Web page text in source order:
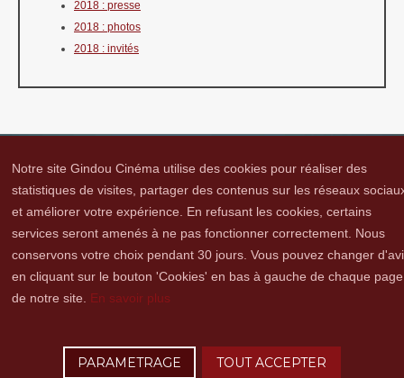
2018 : presse
2018 : photos
2018 : invités
Gindou Cinéma Contacts Lettre d'infos Réseaux sociaux Partenaires
Vidéothèque Hommage à Guy Cavagnac Mentions Légales
Copyright © 2016 Gindou Cinéma | Gindou Cinéma -Le Bourg - 46250 Gindou |
Lyncee, Infographie: PAO, Multimédia & Web Design
Notre site Gindou Cinéma utilise des cookies pour réaliser des
statistiques de visites, partager des contenus sur les réseaux
et améliorer votre expérience. En refusant les cookies, certains
services seront amenés à ne pas fonctionner correctement. Nous
conservons votre choix pendant 30 jours. Vous pouvez changer
en cliquant sur le bouton 'Cookies' en bas à gauche de chaque page
de notre site. En savoir plus
PARAMETRAGE TOUT ACCEPTER